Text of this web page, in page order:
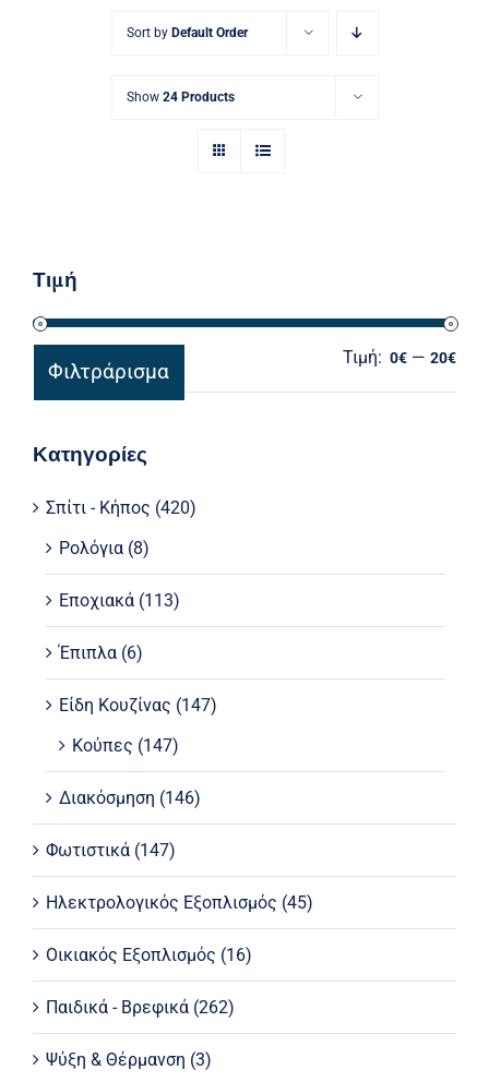
Sort by Default Order
Show 24 Products
Τιμή
τιμή
τιμή
Φιλτράρισμα
Τιμή: 0€ —20€
Κατηγορίες
Σπίτι - Κήπος (420)
Ρολόγια (8)
Εποχιακά (113)
Έπιπλα (6)
Είδη Κουζίνας (147)
Κούπες (147)
Διακόσμηση (146)
Φωτιστικά (147)
Ηλεκτρολογικός Εξοπλισμός (45)
Οικιακός Εξοπλισμός (16)
Παιδικά - Βρεφικά (262)
Ψύξη & Θέρμανση (3)